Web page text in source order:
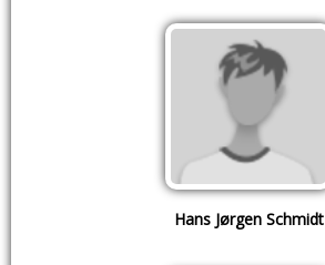
Hans Jørgen Schmidt